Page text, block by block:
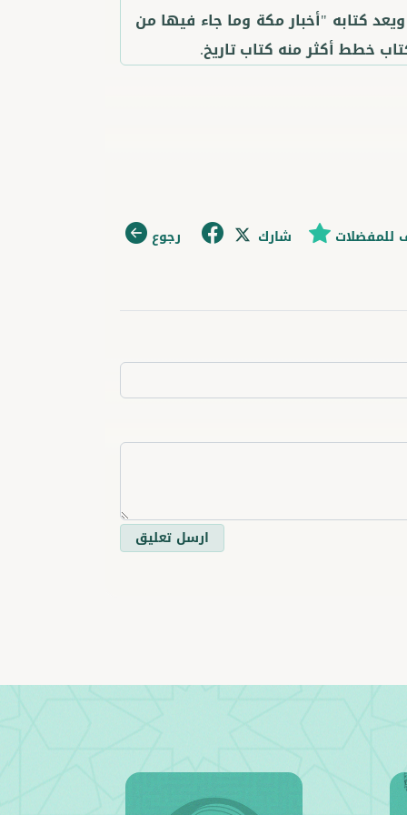
ويعد كتابه "أخبار مكة وما جاء فيها من
خطط أكثر منه كتاب تاريخ.
رجوع شارك للمفضلات
ارسل تعليق